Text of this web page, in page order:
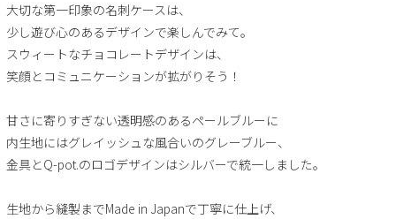
大切な第一印象の名刺ケースは、
少し遊び心のあるデザインで楽しんでみて。
スウィートなチョコレートデザインは、
笑顔とコミュニケーションが拡がりそう！
甘さに寄りすぎない透明感のあるペールブルーに
内生地にはグレイッシュな風合いのグレーブルー、
金具とQ-pot.のロゴデザインはシルバーで統一しました。
生地から縫製までMade in Japanで丁寧に仕上げ、